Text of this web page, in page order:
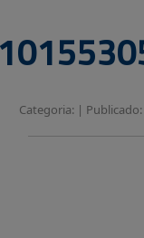
Categoria: |